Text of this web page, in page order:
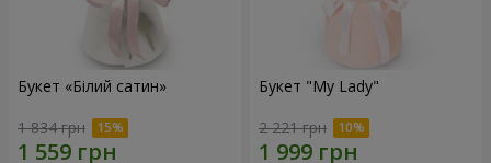
Букет «Білий сатин»
1 834 грн
Букет "My Lady"
2 221 грн